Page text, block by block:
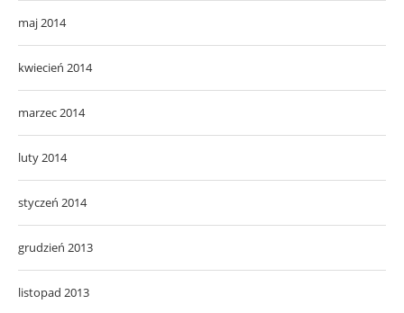
maj 2014
kwiecień 2014
marzec 2014
luty 2014
styczeń 2014
grudzień 2013
listopad 2013